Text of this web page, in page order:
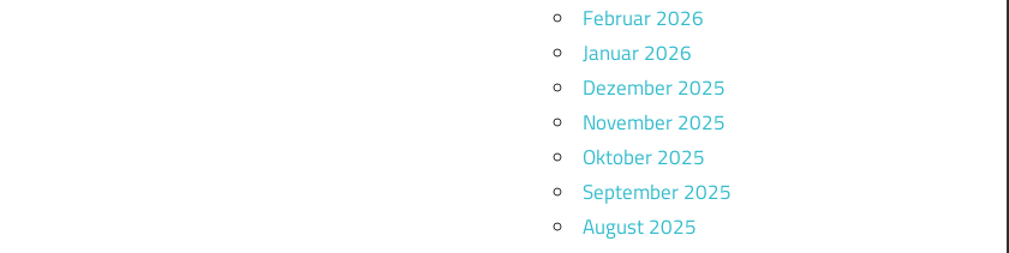
Februar 2026
Januar 2026
Dezember 2025
November 2025
Oktober 2025
September 2025
August 2025